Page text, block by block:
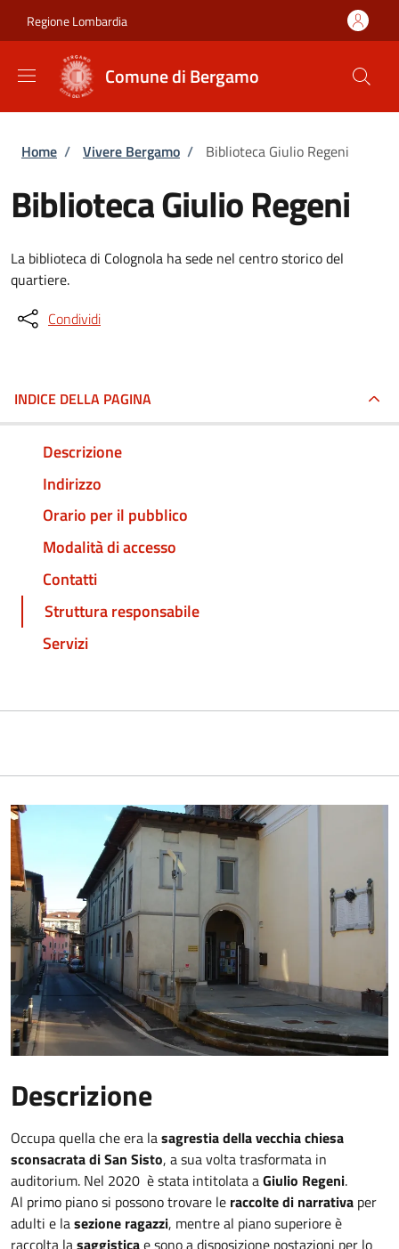
Regione Lombardia
Comune di Bergamo
Briciole di pane
Home / Vivere Bergamo / Biblioteca Giulio Regeni
Biblioteca Giulio Regeni
La biblioteca di Colognola ha sede nel centro storico del
quartiere.
Condividi
INDICE DELLA PAGINA
Descrizione
Indirizzo
Orario per il pubblico
Modalità di accesso
Contatti
Struttura responsabile
Servizi
Descrizione
Occupa quella che era lasagrestia della vecchia chiesa
sconsacrata di San Sisto, a sua volta trasformata in
auditorium. Nel 2020 è stata intitolata aGiulio Regeni.
Al primo piano si possono trovare le raccolte di narrativa per
adulti e lasezione ragazzi, mentre al piano superiore è